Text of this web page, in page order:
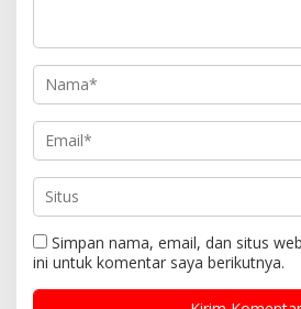
Simpan nama, email, dan situs
ini untuk komentar saya berikutnya.